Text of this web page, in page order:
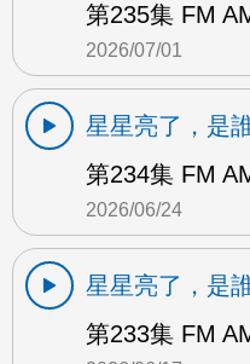
第235集 FM
2026/07/01
星星亮了，是
第234集 FM
2026/06/24
星星亮了，是
第233集 FM